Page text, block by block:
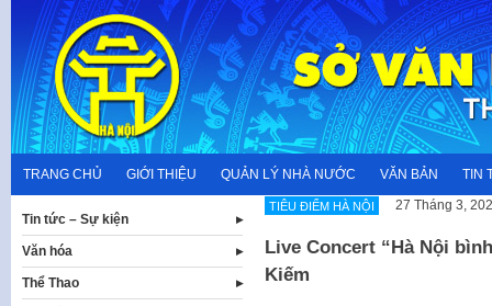
content
TRANG CHỦ GIỚI THIỆU QUẢN LÝ NHÀ NƯỚC VĂN BẢN TIN
TIÊU ĐIỂM HÀ NỘI 27 Tháng 3,
Live Concert “Hà Nội
Kiếm
Tin tức – Sự kiện
Văn hóa
Thể Thao